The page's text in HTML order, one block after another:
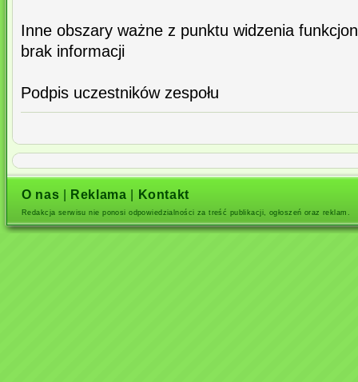
Inne obszary ważne z punktu widzenia
brak informacji
Podpis uczestników zespołu
O nas Reklama Kontakt
Redakcja serwisu nie ponosi odpowiedzialności za treść publikacji, ogłoszeń oraz reklam.